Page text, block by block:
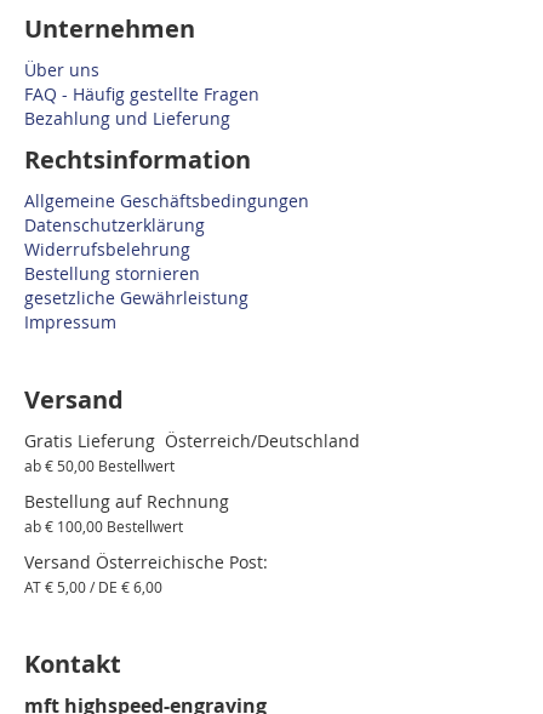
Unternehmen
Über uns
FAQ - Häufig gestellte Fragen
Bezahlung und Lieferung
Rechtsinformation
Allgemeine Geschäftsbedingungen
Datenschutzerklärung
Widerrufsbelehrung
Bestellung stornieren
gesetzliche Gewährleistung
Impressum
Versand
Gratis Lieferung Österreich/Deutschland
ab € 50,00 Bestellwert
Bestellung auf Rechnung
ab € 100,00 Bestellwert
Versand Österreichische Post:
AT € 5,00 / DE € 6,00
Kontakt
mft highspeed-engraving